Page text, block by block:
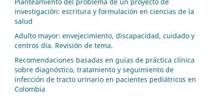
investigación: escritura y formulación en ciencias de la
salud
Adulto mayor: envejecimiento, discapacidad, cuidado y
centros día. Revisión de tema.
Recomendaciones basadas en guías de práctica clínica
sobre diagnóstico, tratamiento y seguimiento de
infección de tracto urinario en pacientes pediátricos en
Colombia